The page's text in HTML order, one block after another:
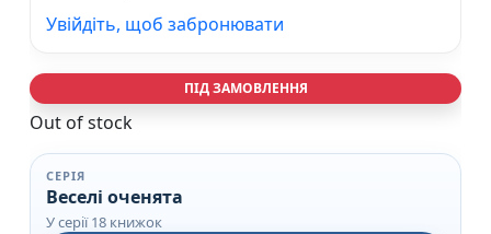
Увійдіть, щоб забронювати
ПІД ЗАМОВЛЕННЯ
Out of stock
СЕРІЯ
Веселі оченята
У серії 18 книжок